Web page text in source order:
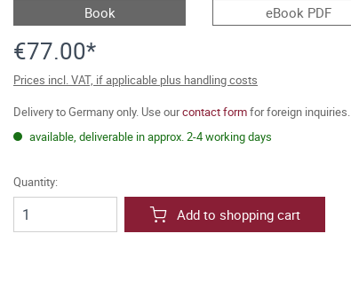
Book eBook PDF
€77.00*
Prices incl. VAT, if applicable plus handling costs
Delivery to Germany only. Use ourcontact formfor foreign inquiries.
available, deliverable in approx. 2-4 working days
Quantity:
Add to shopping cart